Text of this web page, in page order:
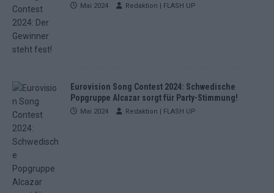
Mai 2024 Redaktion | FLASH UP
Eurovision Song Contest 2024: Schwedische
Popgruppe Alcazar sorgt für Party-Stimmung!
Mai 2024 Redaktion | FLASH UP